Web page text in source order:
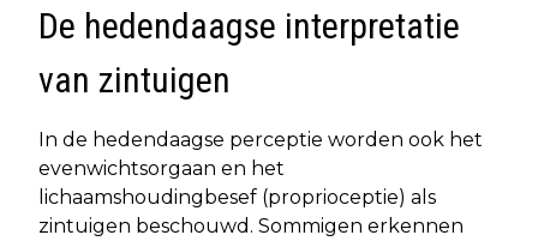
De hedendaagse interpretatie
van zintuigen
In de hedendaagse perceptie worden ook het
evenwichtsorgaan en het
lichaamshoudingbesef (proprioceptie) als
zintuigen beschouwd. Sommigen erkennen